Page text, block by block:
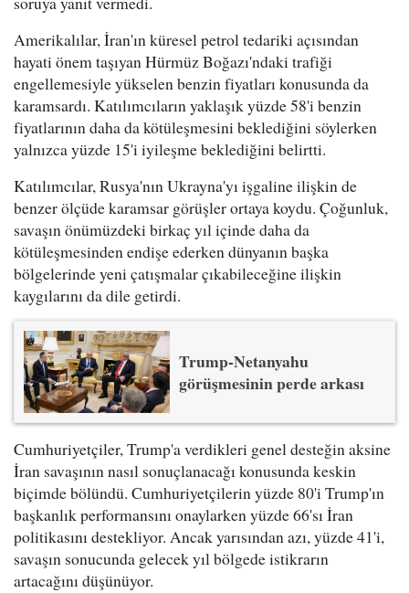
Amerikalılar, İran'ın küresel petrol tedariki açısından
hayati önem taşıyan Hürmüz Boğazı'ndaki trafiği
engellemesiyle yükselen benzin fiyatları konusunda da
karamsardı. Katılımcıların yaklaşık yüzde 58'i benzin
fiyatlarının daha da kötüleşmesini beklediğini söylerken
yalnızca yüzde 15'i iyileşme beklediğini belirtti.
Katılımcılar, Rusya'nın Ukrayna'yı işgaline ilişkin de
benzer ölçüde karamsar görüşler ortaya koydu. Çoğunluk,
savaşın önümüzdeki birkaç yıl içinde daha da
kötüleşmesinden endişe ederken dünyanın başka
bölgelerinde yeni çatışmalar çıkabileceğine ilişkin
kaygılarını da dile getirdi.
Trump-Netanyahu
görüşmesinin perde arkası
Cumhuriyetçiler, Trump'a verdikleri genel desteğin aksine
İran savaşının nasıl sonuçlanacağı konusunda keskin
biçimde bölündü. Cumhuriyetçilerin yüzde 80'i Trump'ın
başkanlık performansını onaylarken yüzde 66'sı İran
politikasını destekliyor. Ancak yarısından azı, yüzde 41'i,
savaşın sonucunda gelecek yıl bölgede istikrarın
artacağını düşünüyor.